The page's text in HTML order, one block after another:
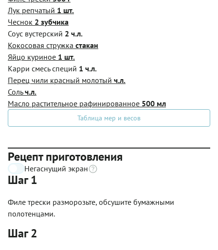
Лук репчатый 1 шт.
Чеснок 2 зубчика
Соус вустерский 2 ч.л.
Кокосовая стружка стакан
Яйцо куриное 1 шт.
Карри смесь специй 1 ч.л.
Перец чили красный молотый ч.л.
Сольч.л.
Масло растительное рафинированное 500 мл
Таблица мер и весов
Рецепт приготовления
Негаснущий экран
Шаг 1
Филе трески разморозьте, обсушите бумажными
полотенцами.
Шаг 2